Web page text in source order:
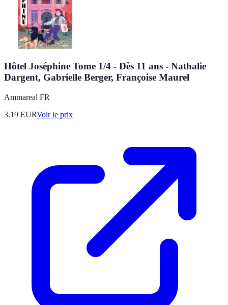
Hôtel Joséphine Tome 1/4 - Dès 11 ans - Nathalie
Dargent, Gabrielle Berger, Françoise Maurel
Ammareal FR
3.19 EURVoir le prix